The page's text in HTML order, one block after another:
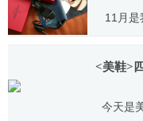
11月是
<美鞋>
今天是